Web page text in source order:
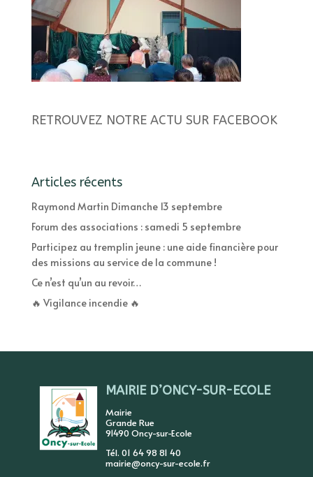
RETROUVEZ NOTRE ACTU SUR FACEBOOK
Articles récents
Raymond Martin Dimanche 13 septembre
Forum des associations : samedi 5 septembre
Participez au tremplin jeune : une aide financière pour
des missions au service de la commune !
Ce n’est qu’un au revoir…
🔥 Vigilance incendie 🔥
MAIRIE D’ONCY-SUR-ECOLE
Mairie
Grande Rue
91490 Oncy-sur-Ecole
Tél. 01 64 98 81 40
mairie@oncy-sur-ecole.fr